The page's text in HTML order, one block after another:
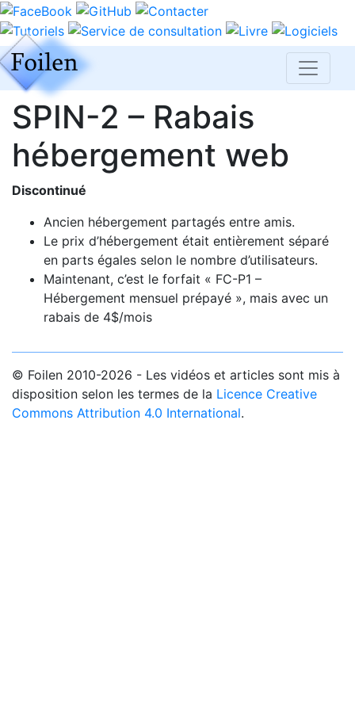
SPIN-2 – Rabais
hébergement web
Discontinué
Ancien hébergement partagés entre amis.
Le prix d’hébergement était entièrement séparé
en parts égales selon le nombre d’utilisateurs.
Maintenant, c’est le forfait « FC-P1 –
Hébergement mensuel prépayé », mais avec un
rabais de 4$/mois
© Foilen 2010-2026 - Les vidéos et articles sont mis à
disposition selon les termes de la Licence Creative
Commons Attribution 4.0 International.